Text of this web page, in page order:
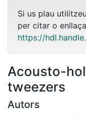
Si us plau
per citar o
https://
Acousto-
tweezers
Autors